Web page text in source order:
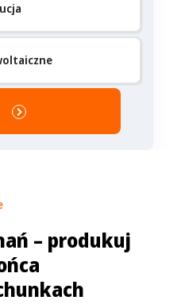
– produkuj